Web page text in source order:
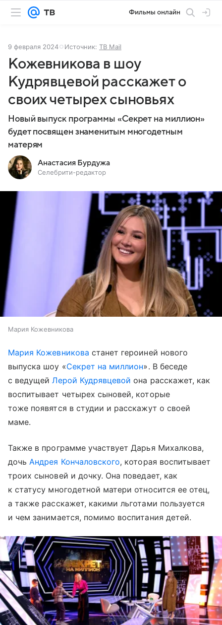
Фильмы онлайн
9 февраля 2024 Источник: ТВ Mail
Кожевникова в шоу
Кудрявцевой расскажет о
своих четырех сыновьях
Новый выпуск программы «Секрет на миллион»
будет посвящен знаменитым многодетным
матерям
Анастасия Бурдужа
Селебрити-редактор
Мария Кожевникова
Мария Кожевникова станет героиней нового
выпуска шоу «Секрет на миллион». В беседе
с ведущейЛерой Кудрявцевой она расскажет, как
воспитывает четырех сыновей, которые
тоже появятся в студии и расскажут о своей
маме.
Также в программе участвует Дарья Михалкова,
дочь Андрея Кончаловского, которая воспитывает
троих сыновей и дочку. Она поведает, как
к статусу многодетной матери относится ее отец,
а также расскажет, какими льготами пользуется
и чем занимается, помимо воспитания детей.